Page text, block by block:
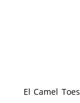
El Camel